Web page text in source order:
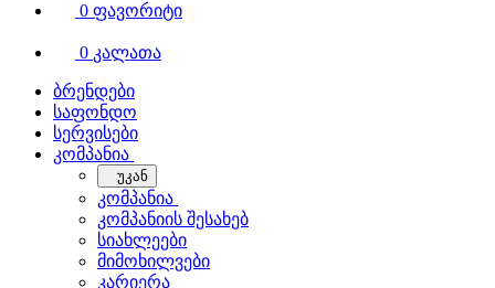
0 ფავორიტი
0 კალათა
ბრენდები
საფონდო
სერვისები
კომპანია
უკან
კომპანია
კომპანიის შესახებ
სიახლეები
მიმოხილვები
კარიერა